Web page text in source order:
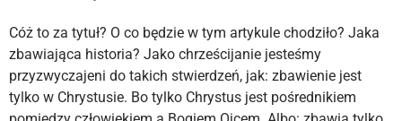
Cóż to za tytuł? O co będzie w tym artykule chodziło? Jaka
zbawiająca historia? Jako chrześcijanie jesteśmy
przyzwyczajeni do takich stwierdzeń, jak: zbawienie jest
tylko w Chrystusie. Bo tylko Chrystus jest pośrednikiem